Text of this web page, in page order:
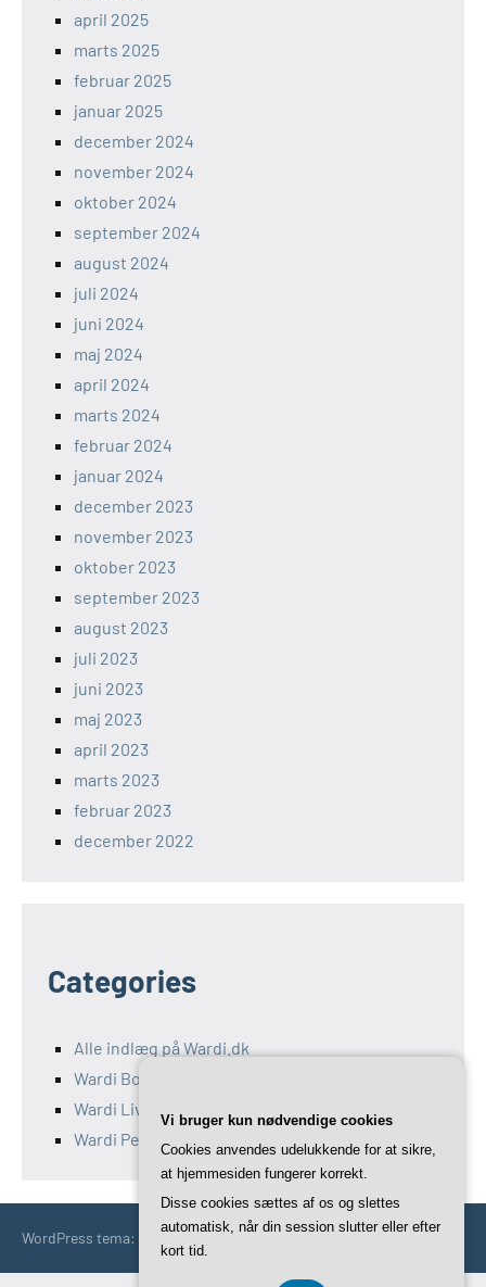
april 2025
marts 2025
februar 2025
januar 2025
december 2024
november 2024
oktober 2024
september 2024
august 2024
juli 2024
juni 2024
maj 2024
april 2024
marts 2024
februar 2024
januar 2024
december 2023
november 2023
oktober 2023
september 2023
august 2023
juli 2023
juni 2023
maj 2023
april 2023
marts 2023
februar 2023
december 2022
Categories
Alle indlæg på Wardi.dk
Wardi Bolig
Wardi Livsstil
Wardi Penge
WordPress tema: Occasio by ThemeZee.
Vi bruger kun nødvendige cookies
Cookies anvendes udelukkende for at sikre,
at hjemmesiden fungerer korrekt.
Disse cookies sættes af os og slettes
automatisk, når din session slutter eller efter
kort tid.